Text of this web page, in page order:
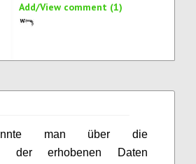
Add/View comment (1)
man über die
der erhobenen Daten